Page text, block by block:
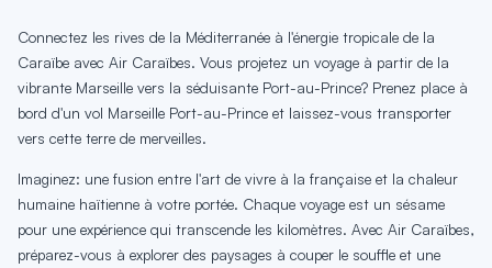
Connectez les rives de la Méditerranée à l'énergie tropicale de la
Caraïbe avec Air Caraïbes. Vous projetez un voyage à partir de la
vibrante Marseille vers la séduisante Port-au-Prince? Prenez place à
bord d'un vol Marseille Port-au-Prince et laissez-vous transporter
vers cette terre de merveilles.
Imaginez: une fusion entre l'art de vivre à la française et la chaleur
humaine haïtienne à votre portée. Chaque voyage est un sésame
pour une expérience qui transcende les kilomètres. Avec Air Caraïbes,
préparez-vous à explorer des paysages à couper le souffle et une